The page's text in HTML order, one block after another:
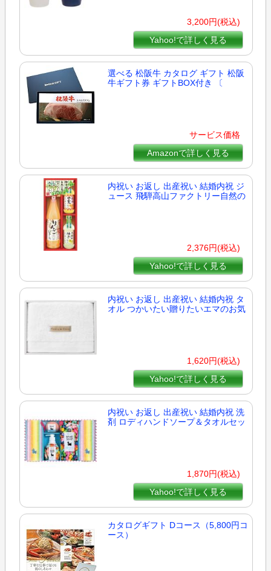
3,200円(税込)
Yahoo!で詳しく見る
選べる 松阪牛 カタログ ギフト 松阪
牛ギフト券 ギフトBOX付き 〔
サービス価格
Amazonで詳しく見る
内祝い お返し 出産祝い 結婚内祝 ジ
ュース 飛騨高山ファクトリー自然の
2,376円(税込)
Yahoo!で詳しく見る
内祝い お返し 出産祝い 結婚内祝 タ
オル つかいたい贈りたいエマのお気
1,620円(税込)
Yahoo!で詳しく見る
内祝い お返し 出産祝い 結婚内祝 洗
剤 ロディハンドソープ＆タオルセッ
1,870円(税込)
Yahoo!で詳しく見る
カタログギフト Dコース（5,800円コ
ース）